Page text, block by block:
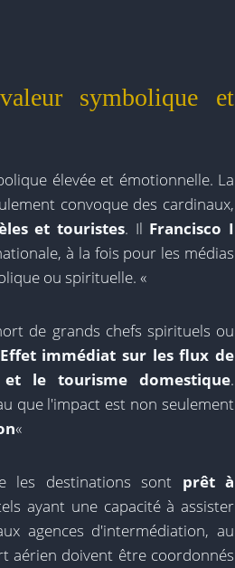
symbolique et
élevée et émotionnelle. La
convoque des cardinaux,
et touristes. Il Francisco I
à la fois pour les médias
ou spirituelle. «
de grands chefs spirituels ou
Effet immédiat sur les flux de
le tourisme domestique.
que l'impact est non seulement
«
les destinations sont prêt à
ayant une capacité à assister
agences d'intermédiation, au
aérien doivent être coordonnés